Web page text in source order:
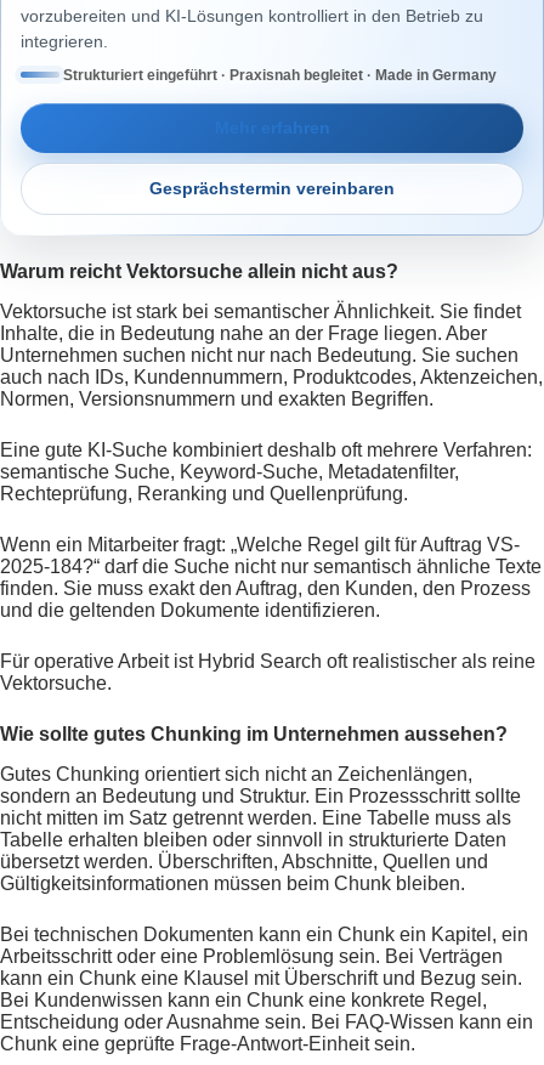
vorzubereiten und KI-Lösungen kontrolliert in den Betrieb zu
integrieren.
Strukturiert eingeführt · Praxisnah begleitet · Made in Germany
Mehr erfahren
Gesprächstermin vereinbaren
Warum reicht Vektorsuche allein nicht aus?
Vektorsuche ist stark bei semantischer Ähnlichkeit. Sie findet
Inhalte, die in Bedeutung nahe an der Frage liegen. Aber
Unternehmen suchen nicht nur nach Bedeutung. Sie suchen
auch nach IDs, Kundennummern, Produktcodes, Aktenzeichen,
Normen, Versionsnummern und exakten Begriffen.
Eine gute KI-Suche kombiniert deshalb oft mehrere Verfahren:
semantische Suche, Keyword-Suche, Metadatenfilter,
Rechteprüfung, Reranking und Quellenprüfung.
Wenn ein Mitarbeiter fragt: „Welche Regel gilt für Auftrag VS-
2025-184?“ darf die Suche nicht nur semantisch ähnliche Texte
finden. Sie muss exakt den Auftrag, den Kunden, den Prozess
und die geltenden Dokumente identifizieren.
Für operative Arbeit ist Hybrid Search oft realistischer als reine
Vektorsuche.
Wie sollte gutes Chunking im Unternehmen aussehen?
Gutes Chunking orientiert sich nicht an Zeichenlängen,
sondern an Bedeutung und Struktur. Ein Prozessschritt sollte
nicht mitten im Satz getrennt werden. Eine Tabelle muss als
Tabelle erhalten bleiben oder sinnvoll in strukturierte Daten
übersetzt werden. Überschriften, Abschnitte, Quellen und
Gültigkeitsinformationen müssen beim Chunk bleiben.
Bei technischen Dokumenten kann ein Chunk ein Kapitel, ein
Arbeitsschritt oder eine Problemlösung sein. Bei Verträgen
kann ein Chunk eine Klausel mit Überschrift und Bezug sein.
Bei Kundenwissen kann ein Chunk eine konkrete Regel,
Entscheidung oder Ausnahme sein. Bei FAQ-Wissen kann ein
Chunk eine geprüfte Frage-Antwort-Einheit sein.